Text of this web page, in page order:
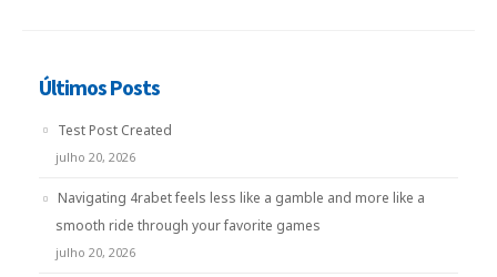
Últimos Posts
Test Post Created
julho 20, 2026
Navigating 4rabet feels less like a gamble and more like a
smooth ride through your favorite games
julho 20, 2026